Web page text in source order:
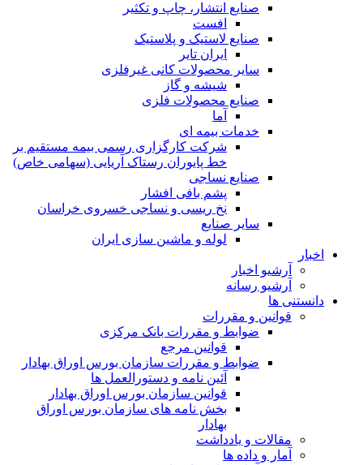
صنایع انتشار، چاپ و تکثير
افست
صنایع لاستیک و پلاستیک
ایران تایر
ساير محصولات كانی غيرفلزی
شیشه و گاز
صنایع محصولات فلزی
آما
خدمات بیمه ای
شرکت کارگزاری رسمی بیمه مستقیم بر
خط پایوران رستاک آریایی (سهامی خاص)
صنایع نساجی
پشم بافی افشار
نخ ریسی و نساجی خسروی خراسان
سایر صنایع
لوله و ماشین سازی ایران
اخبار
آرشیو اخبار
آرشیو رسانه
دانستنی ها
قوانین و مقررات
ضوابط و مقررات بانک مرکزی
قوانين مرجع
ضوابط و مقررات سازمان بورس اوراق بهادار
آئین نامه و دستورالعمل ها
قوانین سازمان بورس اوراق بهادار
بخش نامه های سازمان بورس اوراق
بهادار
مقالات و یادداشت
آمار و داده ها